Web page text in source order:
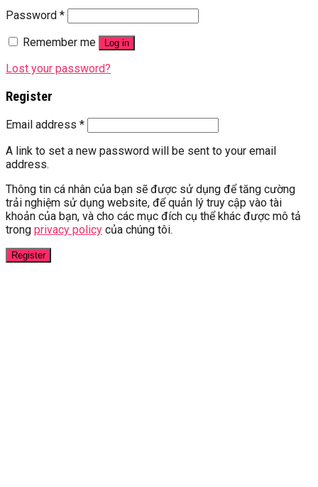
Password *
Remember me
Log in
Lost your password?
Register
Email address *
A link to set a new password will be sent to your email
address.
Thông tin cá nhân của bạn sẽ được sử dụng để tăng cường
trải nghiệm sử dụng website, để quản lý truy cập vào tài
khoản của bạn, và cho các mục đích cụ thể khác được mô tả
trong privacy policy của chúng tôi.
Register